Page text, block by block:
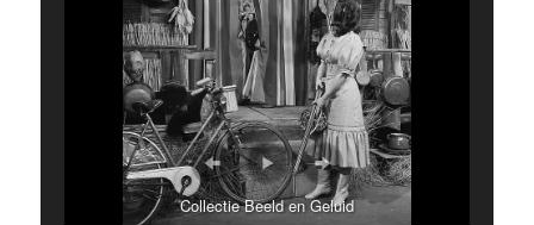
Collectie Beeld en Geluid